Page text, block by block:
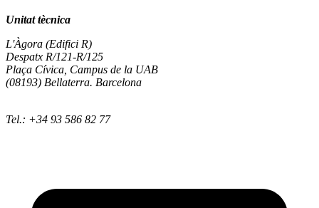
Unitat tècnica
L'Àgora (Edifici R)
Despatx R/121-R/125
Plaça Cívica, Campus de la UAB
(08193) Bellaterra. Barcelona
Tel.: +34 93 586 82 77